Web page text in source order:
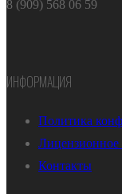
8 (909) 568 06 59
ИНФОРМАЦИЯ
Политика
Лицензионное
Контакты